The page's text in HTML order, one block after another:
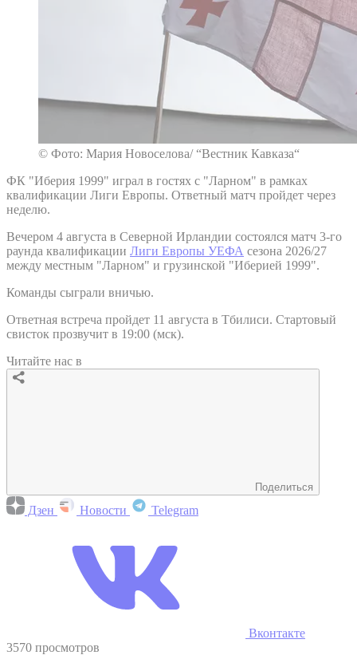
© Фото: Мария Новоселова/ “Вестник Кавказа“
ФК "Иберия 1999" играл в гостях с "Ларном" в рамках
квалификации Лиги Европы. Ответный матч пройдет через
неделю.
Вечером 4 августа в Северной Ирландии состоялся матч 3-го
раунда квалификации Лиги Европы УЕФА сезона 2026/27
между местным "Ларном" и грузинской "Иберией 1999".
Команды сыграли вничью.
Ответная встреча пройдет 11 августа в Тбилиси. Стартовый
свисток прозвучит в 19:00 (мск).
Читайте нас в
Поделиться
Дзен Новости Telegram
Вконтакте
3570 просмотров